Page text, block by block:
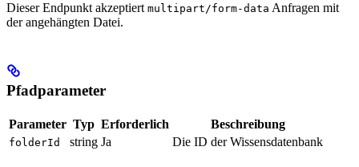
Dieser Endpunkt akzeptiert multipart/form-data Anfragen mit
der angehängten Datei.
Pfadparameter
Parameter Typ Erforderlich Beschreibung
folderId string Ja Die ID der Wissensdatenbank